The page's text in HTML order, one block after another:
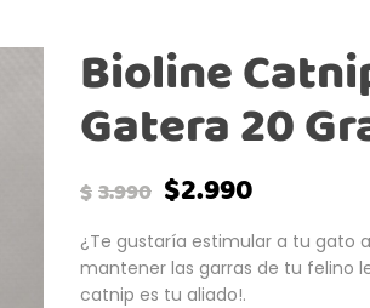
Bioline
Gatera 20
$3.990 $2.990
¿Te gustaría estimular a tu gato
mantener las garras de tu felino
catnip es tu aliado!.